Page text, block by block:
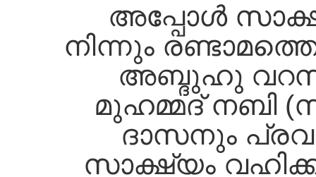
അപ്പോള്‍
നിന്നും
അബ്ദുഹു
മുഹമ്മദ്‌ നബി
ദാസനും
സാക്ഷ്യം